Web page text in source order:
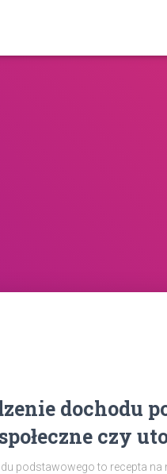
dochodu
czy
podstawowego to recepta